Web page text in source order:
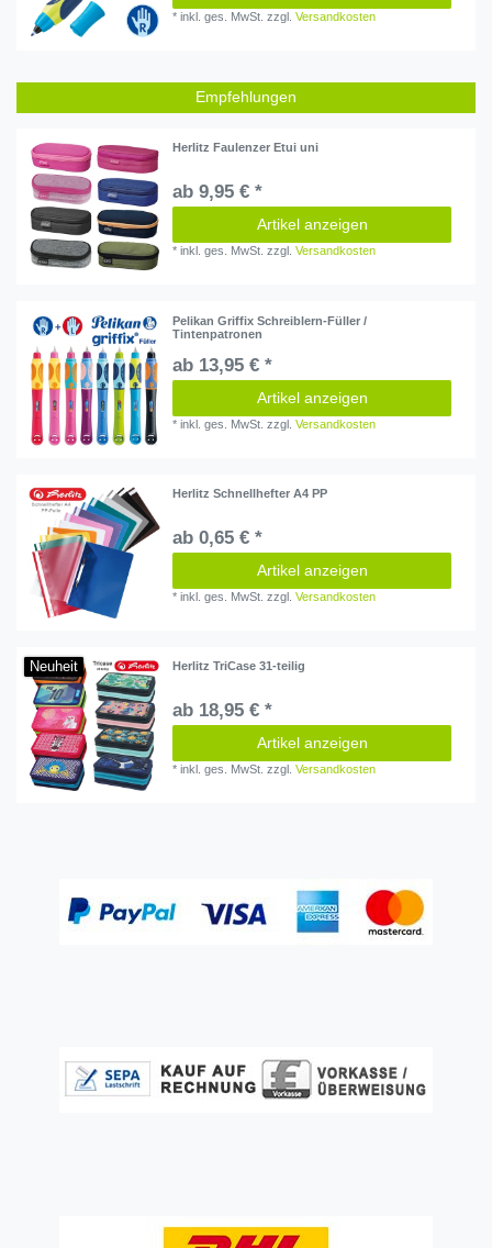
*inkl. ges. MwSt. zzgl.Versandkosten
Empfehlungen
Herlitz Faulenzer Etui uni
ab 9,95 € *
Artikel anzeigen
*inkl. ges. MwSt. zzgl.Versandkosten
Pelikan Griffix Schreiblern-Füller /
Tintenpatronen
ab 13,95 € *
Artikel anzeigen
*inkl. ges. MwSt. zzgl.Versandkosten
Herlitz Schnellhefter A4 PP
ab 0,65 € *
Artikel anzeigen
*inkl. ges. MwSt. zzgl.Versandkosten
Neuheit Herlitz TriCase 31-teilig
ab 18,95 € *
Artikel anzeigen
*inkl. ges. MwSt. zzgl.Versandkosten